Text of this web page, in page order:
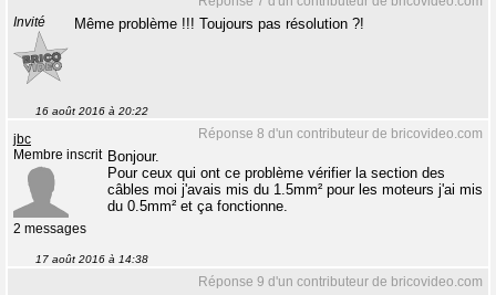
Invité Même problème !!! Toujours pas résolution ?!
16 août 2016 à 20:22
Réponse 8 d'un contributeur de bricovideo.com
jbc
Membre inscrit
2 messages
Bonjour.
Pour ceux qui ont ce problème vérifier la section des
câbles moi j'avais mis du 1.5mm² pour les moteurs j'ai mis
du 0.5mm² et ça fonctionne.
17 août 2016 à 14:38
Réponse 9 d'un contributeur de bricovideo.com